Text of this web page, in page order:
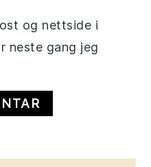
og nettside i
neste gang jeg